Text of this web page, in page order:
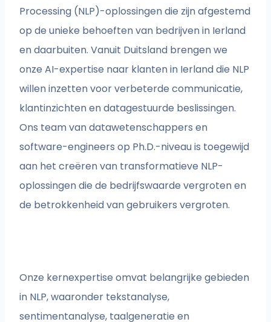
Processing (NLP)-oplossingen die zijn afgestemd
op de unieke behoeften van bedrijven in Ierland
en daarbuiten. Vanuit Duitsland brengen we
onze AI-expertise naar klanten in Ierland die NLP
willen inzetten voor verbeterde communicatie,
klantinzichten en datagestuurde beslissingen.
Ons team van datawetenschappers en
software-engineers op Ph.D.-niveau is toegewijd
aan het creëren van transformatieve NLP-
oplossingen die de bedrijfswaarde vergroten en
de betrokkenheid van gebruikers vergroten.
Onze kernexpertise omvat belangrijke gebieden
in NLP, waaronder tekstanalyse,
sentimentanalyse, taalgeneratie en